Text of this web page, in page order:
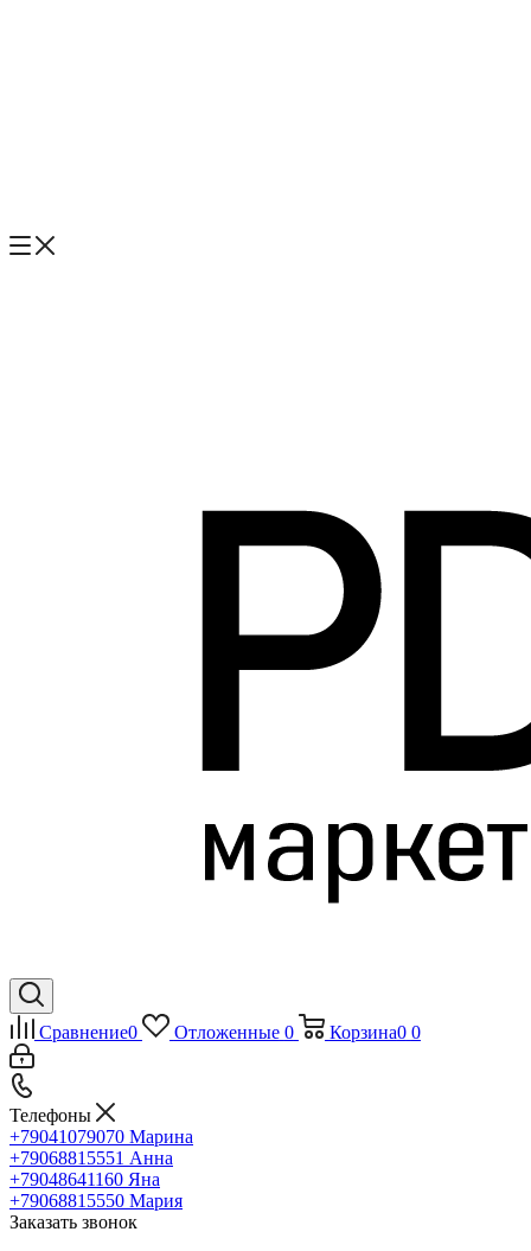
Сравнение0 Отложенные 0 Корзина0 0
Телефоны
+79041079070 Марина
+79068815551 Анна
+79048641160 Яна
+79068815550 Мария
Заказать звонок